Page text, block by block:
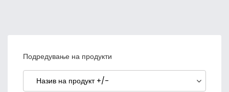
Подредување на продукти
Назив на продукт +/-